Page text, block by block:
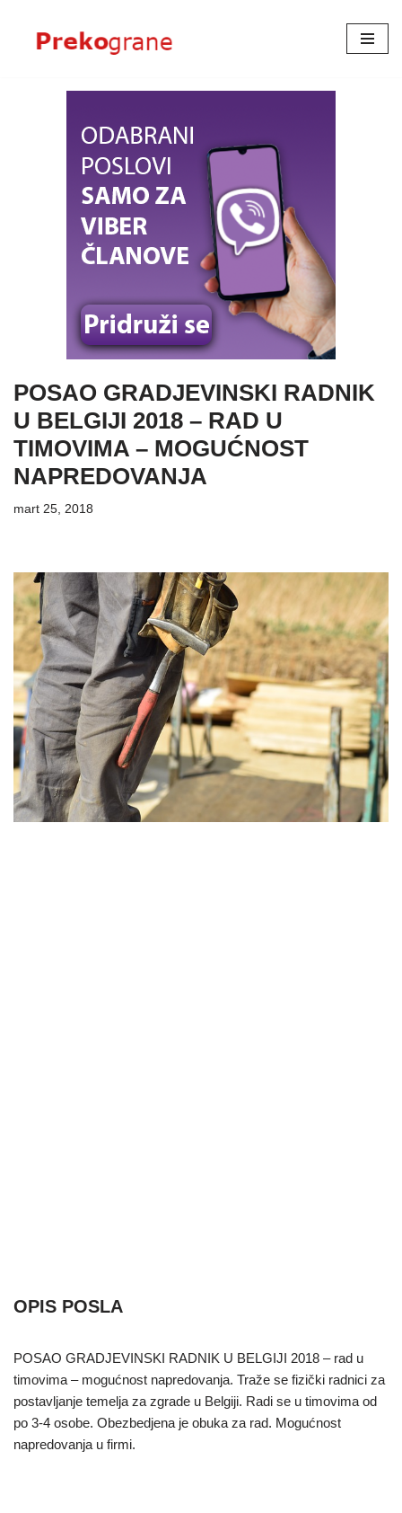
Skoči
POSAO GRADJEVINSKI RADNIK
U BELGIJI 2018 – RAD U
TIMOVIMA – MOGUĆNOST
NAPREDOVANJA
mart 25, 2018
OPIS POSLA
POSAO GRADJEVINSKI RADNIK U BELGIJI 2018 – rad u
timovima – mogućnost napredovanja. Traže se fizički radnici za
postavljanje temelja za zgrade u Belgiji. Radi se u timovima od
po 3-4 osobe. Obezbedjena je obuka za rad. Mogućnost
napredovanja u firmi.